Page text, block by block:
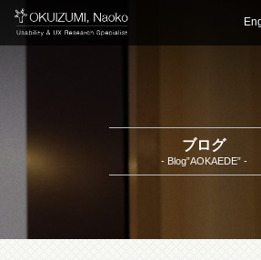
ブログ
- Blog”AOKAEDE” -